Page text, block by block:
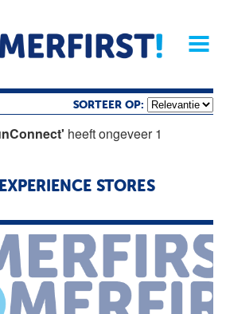
Archief
Magazine
SORTEER OP:
heeft ongeveer 1
STORES